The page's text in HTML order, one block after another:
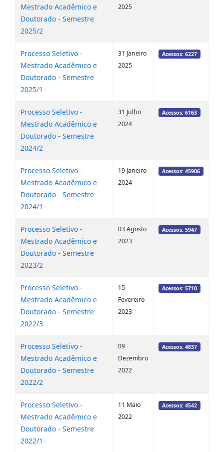
Mestrado Acadêmico e
Doutorado - Semestre
2025/2
2025
Processo Seletivo -
Mestrado Acadêmico e
Doutorado - Semestre
2025/1
31 Janeiro
2025
Acessos: 6227
Processo Seletivo -
Mestrado Acadêmico e
Doutorado - Semestre
2024/2
31 Julho
2024
Acessos: 6163
Processo Seletivo -
Mestrado Acadêmico e
Doutorado - Semestre
2024/1
19 Janeiro
2024
Acessos: 45906
Processo Seletivo -
Mestrado Acadêmico e
Doutorado - Semestre
2023/2
03 Agosto
2023
Acessos: 5947
Processo Seletivo -
Mestrado Acadêmico e
Doutorado - Semestre
2022/3
15
Fevereiro
2023
Acessos: 5710
Processo Seletivo -
Mestrado Acadêmico e
Doutorado - Semestre
2022/2
09
Dezembro
2022
Acessos: 4837
Processo Seletivo -
Mestrado Acadêmico e
Doutorado - Semestre
2022/1
11 Maio
2022
Acessos: 4542